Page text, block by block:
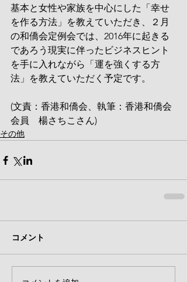
基本と女性や家族を中心にした「幸せ
を作る方法」を教えていただき、２月
の和僑会定例会では、2016年に起きる
であろう現実に伴ったビジネスヒント
を手に入れながら「運を強くする方
法」を教えていただく予定です。
(文責：香港和僑会、執筆：香港和僑会
会員　楊さちこさん)
その他
コメント